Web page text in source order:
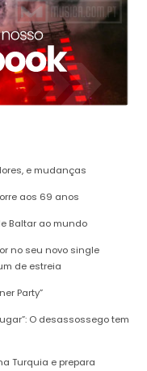
e mudanças
aos 69 anos
Baltar ao mundo
no seu novo single
de estreia
Party”
O desassossego tem
Turquia e prepara